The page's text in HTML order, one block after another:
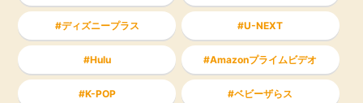
ディズニープラス U-NEXT
Hulu Amazonプライムビデオ
K-POP ベビーザらス